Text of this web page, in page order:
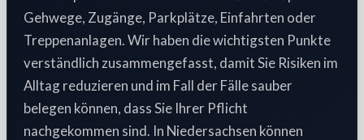
Gehwege, Zugänge, Parkplätze, Einfahrten oder
Treppenanlagen. Wir haben die wichtigsten Punkte
verständlich zusammengefasst, damit Sie Risiken im
Alltag reduzieren und im Fall der Fälle sauber
belegen können, dass Sie Ihrer Pflicht
nachgekommen sind. In Niedersachsen können